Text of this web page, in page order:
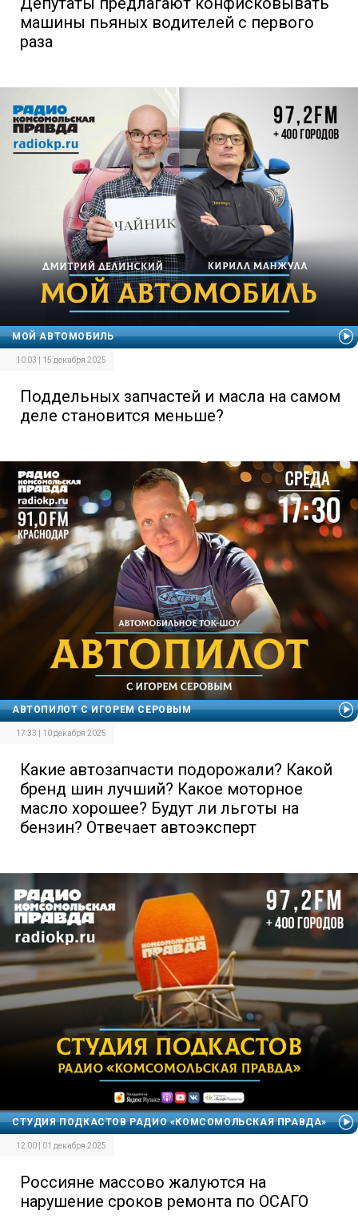
машины пьяных водителей с первого
раза
МОЙ АВТОМОБИЛЬ
10:03 | 15 декабря 2025
Поддельных запчастей и масла на самом
деле становится меньше?
АВТОПИЛОТ С ИГОРЕМ СЕРОВЫМ
17:33 | 10 декабря 2025
Какие автозапчасти подорожали? Какой
бренд шин лучший? Какое моторное
масло хорошее? Будут ли льготы на
бензин? Отвечает автоэксперт
СТУДИЯ ПОДКАСТОВ РАДИО «КОМСОМОЛЬСКАЯ ПРАВДА»
12:00 | 01 декабря 2025
Россияне массово жалуются на
нарушение сроков ремонта по ОСАГО